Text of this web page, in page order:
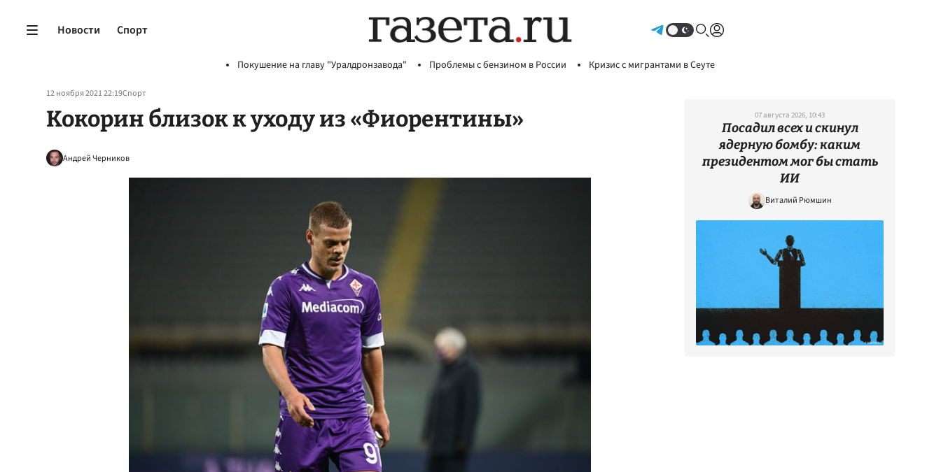
Новости Спорт
Покушение на главу "Уралдронзавода" Проблемы с бензином в России Кризис с мигрантами в Сеуте
12 ноября 2021 22:19Спорт
Кокорин близок к уходу из «Фиорентины»
Андрей Черников
07 августа 2026, 10:43
Посадил всех и скинул
ядерную бомбу: каким
президентом мог бы стать
ИИ
Виталий Рюмшин